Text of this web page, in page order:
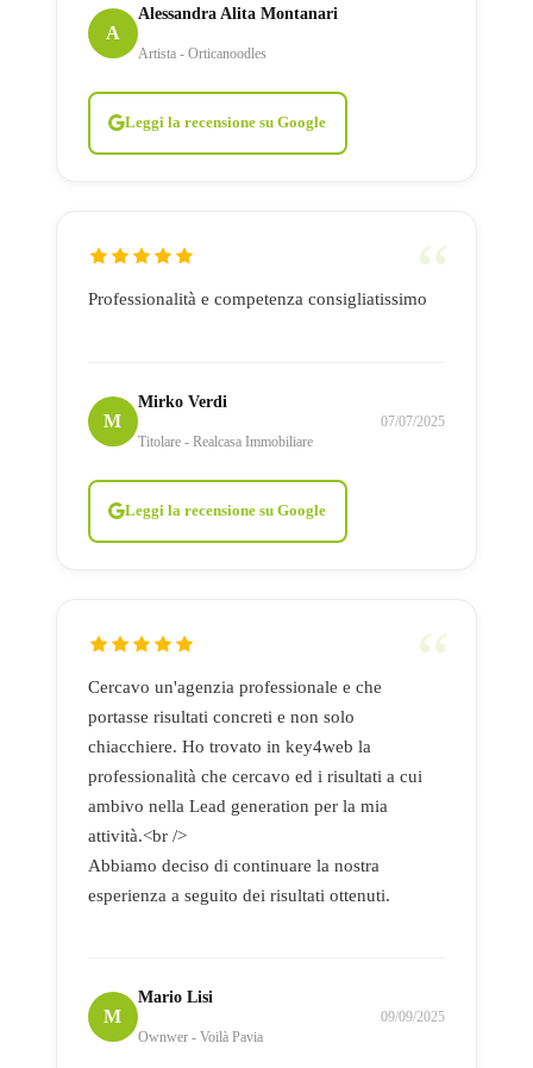
A
Alessandra Alita Montanari
Artista - Orticanoodles
Leggi la recensione su Google
Professionalità e competenza consigliatissimo
M
Mirko Verdi
Titolare - Realcasa Immobiliare
07/07/2025
Leggi la recensione su Google
Cercavo un'agenzia professionale e che
portasse risultati concreti e non solo
chiacchiere. Ho trovato in key4web la
professionalità che cercavo ed i risultati a cui
ambivo nella Lead generation per la mia
attività.<br />
Abbiamo deciso di continuare la nostra
esperienza a seguito dei risultati ottenuti.
M
Mario Lisi
Ownwer - Voilà Pavia
09/09/2025